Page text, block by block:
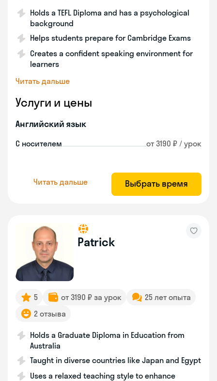
Holds a TEFL Diploma and has a psychological
background
Helps students prepare for Cambridge Exams
Creates a confident speaking environment for
learners
Читать дальше
Услуги и цены
Английский язык
С носителем от 3190 ₽ / урок
Читать дальше Выбрать время
Patrick
5 от 3190 ₽ за урок
25 лет опыта
2 отзыва
Holds a Graduate Diploma in Education from
Australia
Taught in diverse countries like Japan and Egypt
Uses a relaxed teaching style to enhance